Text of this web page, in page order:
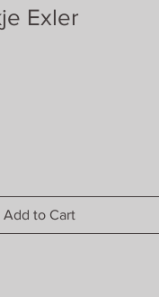
Exler
Add to Cart